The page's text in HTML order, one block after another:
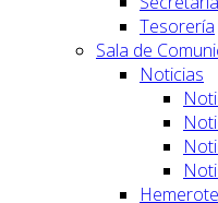
Tesorería
Sala de
Noticias